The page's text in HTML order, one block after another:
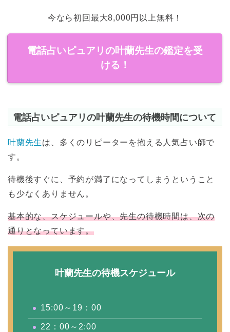
今なら初回最大8,000円以上無料！
電話占いピュアリの叶蘭先生の鑑定を受
ける！
電話占いピュアリの叶蘭先生の待機時間について
叶蘭先生は、多くのリピーターを抱える人気占い師で
す。
待機後すぐに、予約が満了になってしまうということ
も少なくありません。
基本的な、スケジュールや、先生の待機時間は、次の
通りとなっています。
叶蘭先生の待機スケジュール
15:00～19：00
22：00～2:00